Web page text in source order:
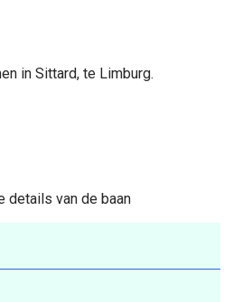
in Sittard, te Limburg.
details van de baan